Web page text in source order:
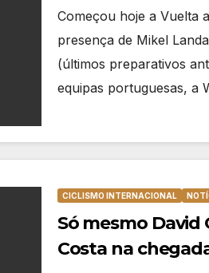
Começou hoje a Vuelta
presença de Mikel
(últimos preparativos
equipas portuguesas, a
CICLISMO INTERNACIONAL
Só mesmo
Costa na